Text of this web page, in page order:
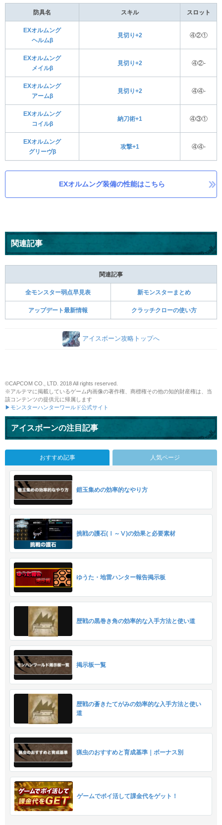
防具名 スキル スロット
EXオルムング
ヘルムβ
見切り+2 ④②①
EXオルムング
メイルβ
見切り+2 ④②-
EXオルムング
アームβ
見切り+2 ④④-
EXオルムング
コイルβ
納刀術+1 ④③①
EXオルムング
グリーヴβ
攻撃+1 ④④-
EXオルムング装備の性能はこちら
関連記事
関連記事
全モンスター弱点早見表 新モンスターまとめ
アップデート最新情報 クラッチクローの使い方
アイスボーン攻略トップへ
©CAPCOM CO., LTD. 2018 All rights reserved.
※アルテマに掲載しているゲーム内画像の著作権、商標権その他の知的財産権は、当
該コンテンツの提供元に帰属します
▶モンスターハンターワールド公式サイト
アイスボーンの注目記事
おすすめ記事 人気ページ
鎧玉集めの効率的なやり方
挑戦の護石(Ⅰ～Ⅴ)の効果と必要素材
ゆうた・地雷ハンター報告掲示板
歴戦の黒巻き角の効率的な入手方法と使い道
掲示板一覧
歴戦の蒼きたてがみの効率的な入手方法と使い
道
猟虫のおすすめと育成基準｜ボーナス別
ゲームでポイ活して課金代をゲット！